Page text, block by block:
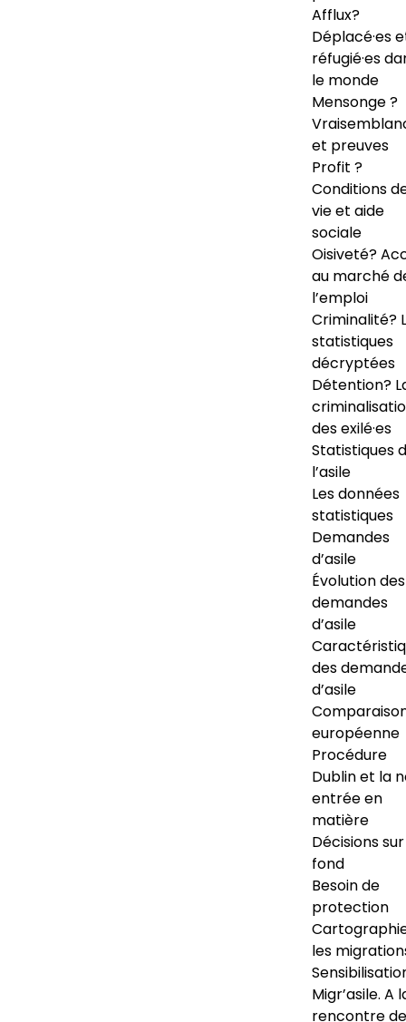
Afflux?
Déplacé·es
réfugié·es
le monde
Mensonge ?
et preuves
Profit ?
Conditions
vie et aide
sociale
Oisiveté?
au marché
l’emploi
Criminalité?
statistiques
décryptées
Détention?
des exilé·es
Statistiques
l’asile
Les données
statistiques
Demandes
d’asile
Évolution des
demandes
d’asile
des
d’asile
européenne
Procédure
Dublin et la
entrée en
matière
Décisions
fond
Besoin de
protection
les
Migr’asile. A
rencontre